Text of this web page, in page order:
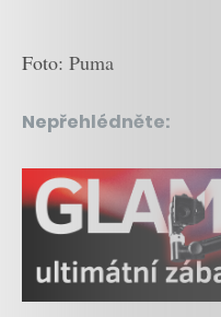
Foto: Puma
Nepřehlédněte: